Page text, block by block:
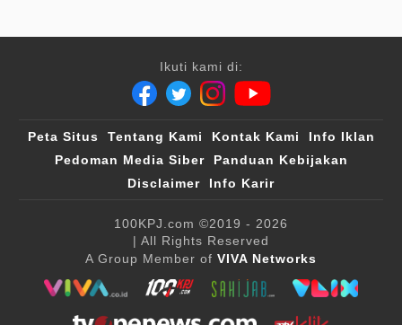
Ikuti kami di:
Peta Situs Tentang Kami Kontak Kami
Info Iklan
Pedoman Media Siber
Panduan Kebijakan
Disclaimer
Info Karir
100KPJ.com ©2019 - 2026
| All Rights Reserved
A Group Member of VIVA Networks